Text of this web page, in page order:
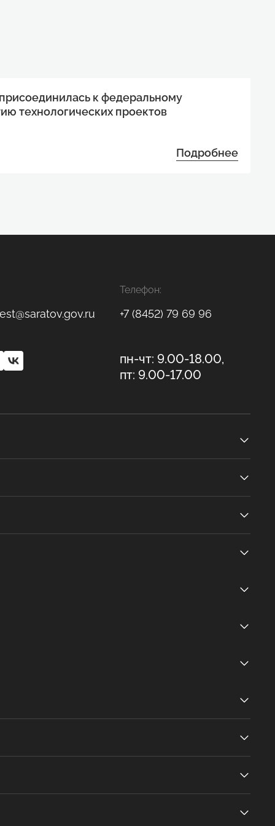
к федеральному
технологических проектов
Подробнее
Телефон:
+7 (8452) 79 69 96
пн-чт: 9.00-18.00,
пт: 9.00-17.00